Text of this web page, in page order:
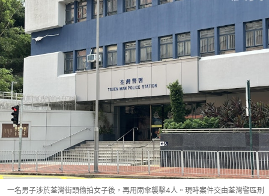
一名男子涉於荃灣街頭偷拍女子後，再用雨傘襲擊4人。現時案件交由荃灣警區刑